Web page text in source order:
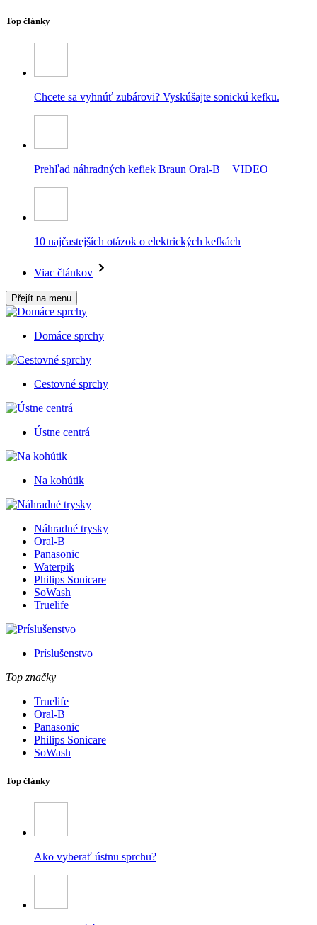
Top články
Chcete sa vyhnúť zubárovi? Vyskúšajte sonickú kefku.
Prehľad náhradných kefiek Braun Oral-B + VIDEO
10 najčastejších otázok o elektrických kefkách
Viac článkov
Přejít na menu
Domáce sprchy
Cestovné sprchy
Ústne centrá
Na kohútik
Náhradné trysky
Oral-B
Panasonic
Waterpik
Philips Sonicare
SoWash
Truelife
Príslušenstvo
Top značky
Truelife
Oral-B
Panasonic
Philips Sonicare
SoWash
Top články
Ako vyberať ústnu sprchu?